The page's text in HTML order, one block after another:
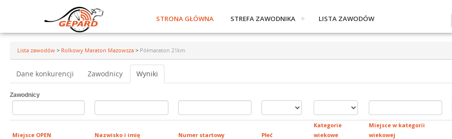
STRONA GŁÓWNA STREFA ZAWODNIKA LISTA ZAWODÓW
Lista zawodów > Rolkowy Maraton Mazowsza > Półmaraton 21km
Dane konkurencji Zawodnicy Wyniki
Zawodnicy
Miejsce OPEN Nazwisko i imię Numer startowy Płeć
Kategorie
wiekowe
Miejsce w kategorii
wiekowej